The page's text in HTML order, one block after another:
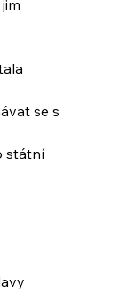
se s
státní